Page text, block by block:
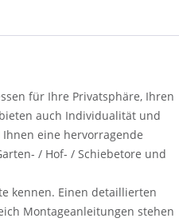
für Ihre Privatsphäre, Ihren
auch Individualität und
eine hervorragende
/ Hof- / Schiebetore und
kennen. Einen detaillierten
Montageanleitungen stehen